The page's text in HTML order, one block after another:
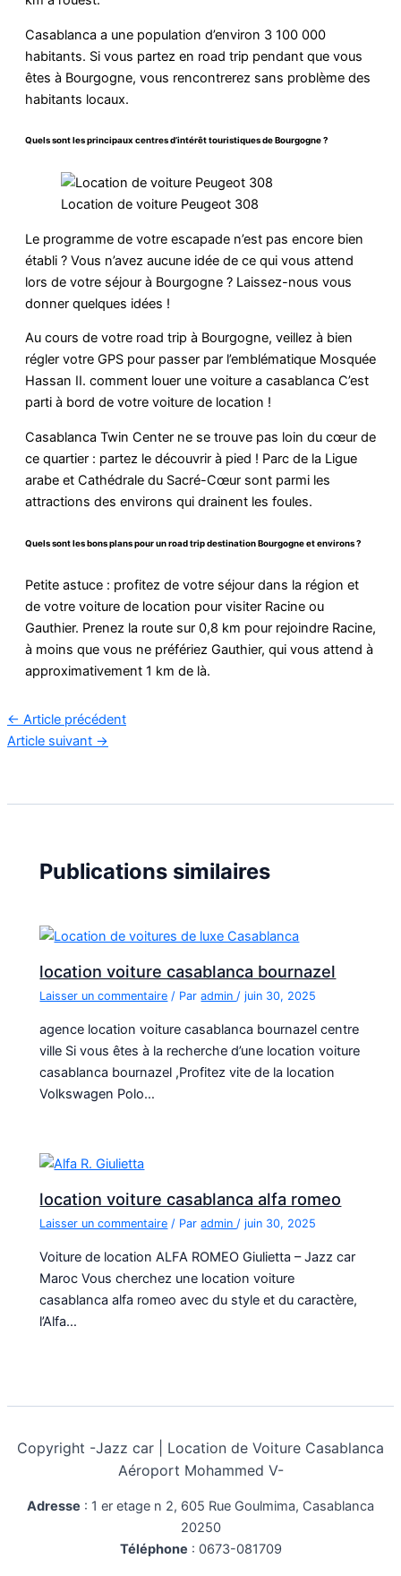
Casablanca a une population d’environ 3 100 000
habitants. Si vous partez en road trip pendant que vous
êtes à Bourgogne, vous rencontrerez sans problème des
habitants locaux.
Quels sont les principaux centres d’intérêt touristiques de Bourgogne ?
Location de voiture Peugeot 308
Le programme de votre escapade n’est pas encore bien
établi ? Vous n’avez aucune idée de ce qui vous attend
lors de votre séjour à Bourgogne ? Laissez-nous vous
donner quelques idées !
Au cours de votre road trip à Bourgogne, veillez à bien
régler votre GPS pour passer par l’emblématique Mosquée
Hassan II. comment louer une voiture a casablanca C’est
parti à bord de votre voiture de location !
Casablanca Twin Center ne se trouve pas loin du cœur de
ce quartier : partez le découvrir à pied ! Parc de la Ligue
arabe et Cathédrale du Sacré-Cœur sont parmi les
attractions des environs qui drainent les foules.
Quels sont les bons plans pour un road trip destination Bourgogne et environs ?
Petite astuce : profitez de votre séjour dans la région et
de votre voiture de location pour visiter Racine ou
Gauthier. Prenez la route sur 0,8 km pour rejoindre Racine,
à moins que vous ne préfériez Gauthier, qui vous attend à
approximativement 1 km de là.
← Article précédent
Article suivant →
Publications similaires
location voiture casablanca bournazel
Laisser un commentaire / Paradmin /juin 30, 2025
agence location voiture casablanca bournazel centre
ville Si vous êtes à la recherche d’une location voiture
casablanca bournazel ,Profitez vite de la location
Volkswagen Polo…
location voiture casablanca alfa romeo
Laisser un commentaire / Paradmin/juin 30, 2025
Voiture de location ALFA ROMEO Giulietta – Jazz car
Maroc Vous cherchez une location voiture
casablanca alfa romeo avec du style et du caractère,
l’Alfa…
Copyright -Jazz car | Location de Voiture Casablanca
Aéroport Mohammed V-
Adresse : 1 er etage n 2, 605 Rue Goulmima, Casablanca
20250
Téléphone : 0673-081709